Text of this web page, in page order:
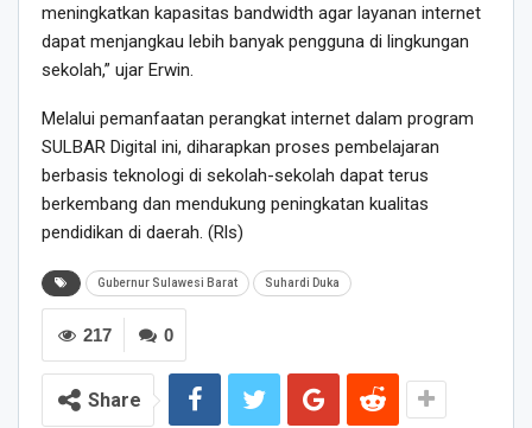
meningkatkan kapasitas bandwidth agar layanan internet
dapat menjangkau lebih banyak pengguna di lingkungan
sekolah,” ujar Erwin.
Melalui pemanfaatan perangkat internet dalam program
SULBAR Digital ini, diharapkan proses pembelajaran
berbasis teknologi di sekolah-sekolah dapat terus
berkembang dan mendukung peningkatan kualitas
pendidikan di daerah. (Rls)
Gubernur Sulawesi Barat Suhardi Duka
0
217
Share